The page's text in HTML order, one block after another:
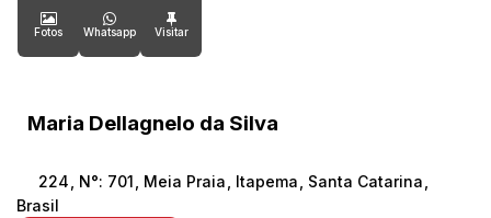
Fotos Whatsapp
Maria Dellagnelo da Silva
224 N°: 701 Meia Praia Itapema Santa Catarina
Brasil